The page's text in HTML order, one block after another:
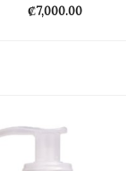
₡7,000.00